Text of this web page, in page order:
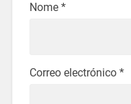
Nome *
Correo electrónico *